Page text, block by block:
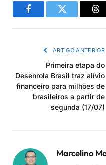
FacebookTwitter
ARTIGO ANTERIOR
Primeira etapa do
Desenrola Brasil traz alívio
financeiro para milhões de
brasileiros a partir de
segunda (17/07)
Marcelino